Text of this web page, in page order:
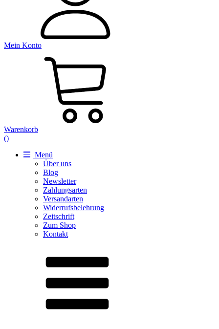
Mein Konto
Warenkorb
()
Menü
Über uns
Blog
Newsletter
Zahlungsarten
Versandarten
Widerrufsbelehrung
Zeitschrift
Zum Shop
Kontakt